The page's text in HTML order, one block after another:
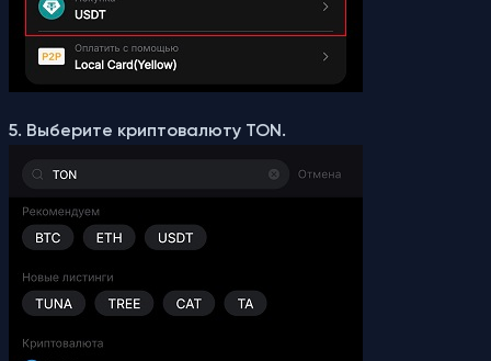
5. Выберите криптовалюту TON.